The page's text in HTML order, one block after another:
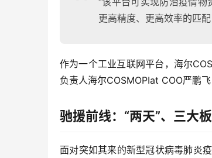
更高精度、更高效率的匹
作为一个工业互联网平台，海尔
负责人海尔COSMOPIat COO严鹏
驰援前线：“两天”、三大
面对突如其来的新型冠状病毒肺炎